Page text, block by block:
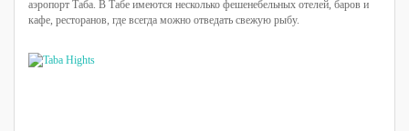
аэропорт Таба. В Табе имеются несколько фешенебельных отелей, баров и
кафе, ресторанов, где всегда можно отведать свежую рыбу.